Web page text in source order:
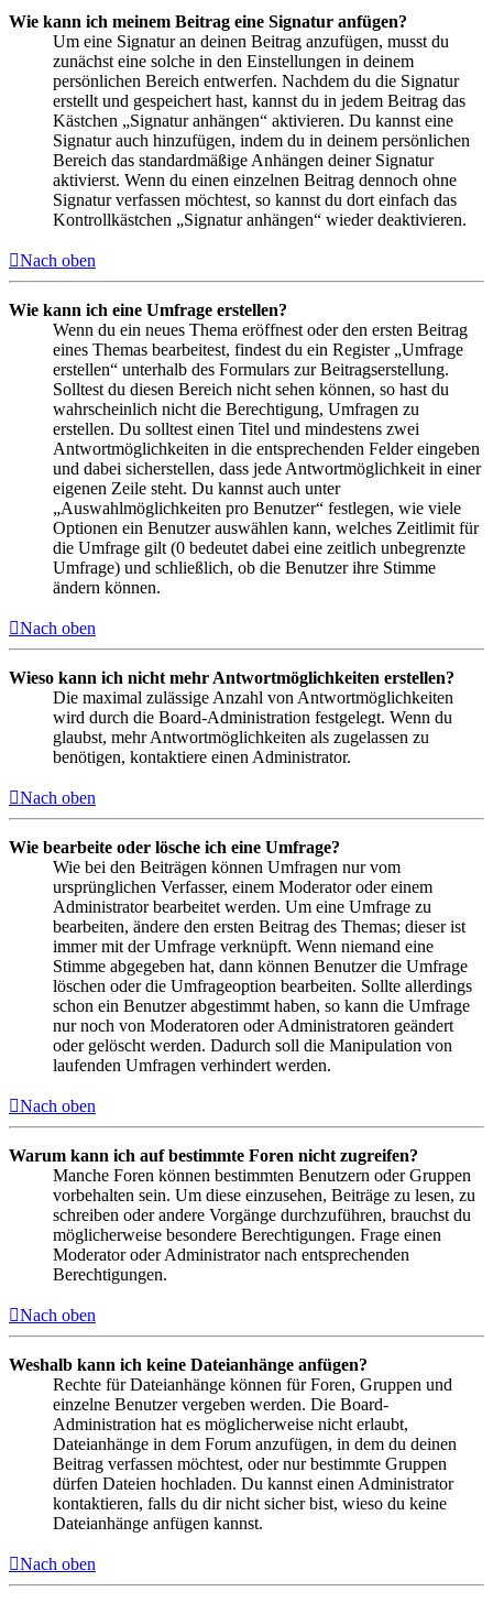
Wie kann ich meinem Beitrag eine Signatur anfügen?
Um eine Signatur an deinen Beitrag anzufügen, musst du
zunächst eine solche in den Einstellungen in deinem
persönlichen Bereich entwerfen. Nachdem du die Signatur
erstellt und gespeichert hast, kannst du in jedem Beitrag das
Kästchen „Signatur anhängen“ aktivieren. Du kannst eine
Signatur auch hinzufügen, indem du in deinem persönlichen
Bereich das standardmäßige Anhängen deiner Signatur
aktivierst. Wenn du einen einzelnen Beitrag dennoch ohne
Signatur verfassen möchtest, so kannst du dort einfach das
Kontrollkästchen „Signatur anhängen“ wieder deaktivieren.
Nach oben
Wie kann ich eine Umfrage erstellen?
Wenn du ein neues Thema eröffnest oder den ersten Beitrag
eines Themas bearbeitest, findest du ein Register „Umfrage
erstellen“ unterhalb des Formulars zur Beitragserstellung.
Solltest du diesen Bereich nicht sehen können, so hast du
wahrscheinlich nicht die Berechtigung, Umfragen zu
erstellen. Du solltest einen Titel und mindestens zwei
Antwortmöglichkeiten in die entsprechenden Felder eingeben
und dabei sicherstellen, dass jede Antwortmöglichkeit in einer
eigenen Zeile steht. Du kannst auch unter
„Auswahlmöglichkeiten pro Benutzer“ festlegen, wie viele
Optionen ein Benutzer auswählen kann, welches Zeitlimit für
die Umfrage gilt (0 bedeutet dabei eine zeitlich unbegrenzte
Umfrage) und schließlich, ob die Benutzer ihre Stimme
ändern können.
Nach oben
Wieso kann ich nicht mehr Antwortmöglichkeiten erstellen?
Die maximal zulässige Anzahl von Antwortmöglichkeiten
wird durch die Board-Administration festgelegt. Wenn du
glaubst, mehr Antwortmöglichkeiten als zugelassen zu
benötigen, kontaktiere einen Administrator.
Nach oben
Wie bearbeite oder lösche ich eine Umfrage?
Wie bei den Beiträgen können Umfragen nur vom
ursprünglichen Verfasser, einem Moderator oder einem
Administrator bearbeitet werden. Um eine Umfrage zu
bearbeiten, ändere den ersten Beitrag des Themas; dieser ist
immer mit der Umfrage verknüpft. Wenn niemand eine
Stimme abgegeben hat, dann können Benutzer die Umfrage
löschen oder die Umfrageoption bearbeiten. Sollte allerdings
schon ein Benutzer abgestimmt haben, so kann die Umfrage
nur noch von Moderatoren oder Administratoren geändert
oder gelöscht werden. Dadurch soll die Manipulation von
laufenden Umfragen verhindert werden.
Nach oben
Warum kann ich auf bestimmte Foren nicht zugreifen?
Manche Foren können bestimmten Benutzern oder Gruppen
vorbehalten sein. Um diese einzusehen, Beiträge zu lesen, zu
schreiben oder andere Vorgänge durchzuführen, brauchst du
möglicherweise besondere Berechtigungen. Frage einen
Moderator oder Administrator nach entsprechenden
Berechtigungen.
Nach oben
Weshalb kann ich keine Dateianhänge anfügen?
Rechte für Dateianhänge können für Foren, Gruppen und
einzelne Benutzer vergeben werden. Die Board-
Administration hat es möglicherweise nicht erlaubt,
Dateianhänge in dem Forum anzufügen, in dem du deinen
Beitrag verfassen möchtest, oder nur bestimmte Gruppen
dürfen Dateien hochladen. Du kannst einen Administrator
kontaktieren, falls du dir nicht sicher bist, wieso du keine
Dateianhänge anfügen kannst.
Nach oben